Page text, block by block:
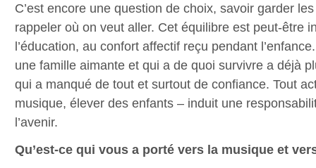
C’est encore une question de choix, savoir garder
rappeler où on veut aller. Cet équilibre est peut-être
l’éducation, au confort affectif reçu pendant
une famille aimante et qui a de quoi survivre a déjà
qui a manqué de tout et surtout de confiance. Tout
musique, élever des enfants – induit une
l’avenir.
Qu’est-ce qui vous a porté vers la musique et